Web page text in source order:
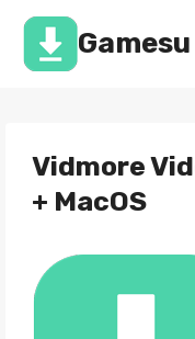
Перейти
содержимомуGamesu
Vidmore
+ MacOS